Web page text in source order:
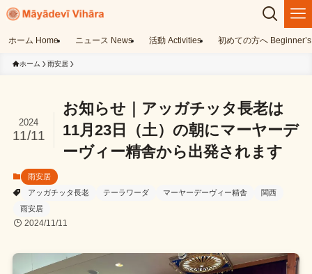
ホーム Home ニュース News 活動 Activities 初めての方へ
ホーム 雨安居
お知らせ｜アッガチッタ長老は
11月23日（土）の朝にマーヤーデ
ーヴィー精舎から出発されます
2024
11/11
雨安居
アッガチッタ長老
テーラワーダ マーヤーデーヴィー精舎
関西
雨安居
2024/11/11